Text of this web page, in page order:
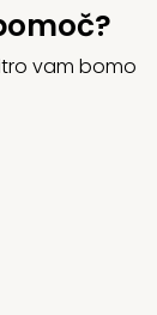
vam bomo